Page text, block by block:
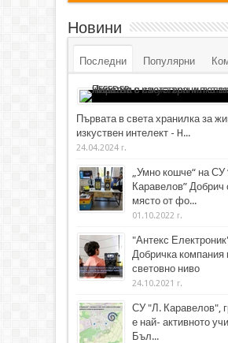
Новини
Последни Популярни
Първата в света хранилка за
изкуствен интелект - H...
24.04.2024 г.
„Умно кошче“ на СУ
Каравелов” Добрич
място от фо...
01.10.2022 г.
"Антекс
Добричка компания
световно ниво
24.10.2021 г.
СУ "Л. Каравелов",
е най- активното
Бъл...